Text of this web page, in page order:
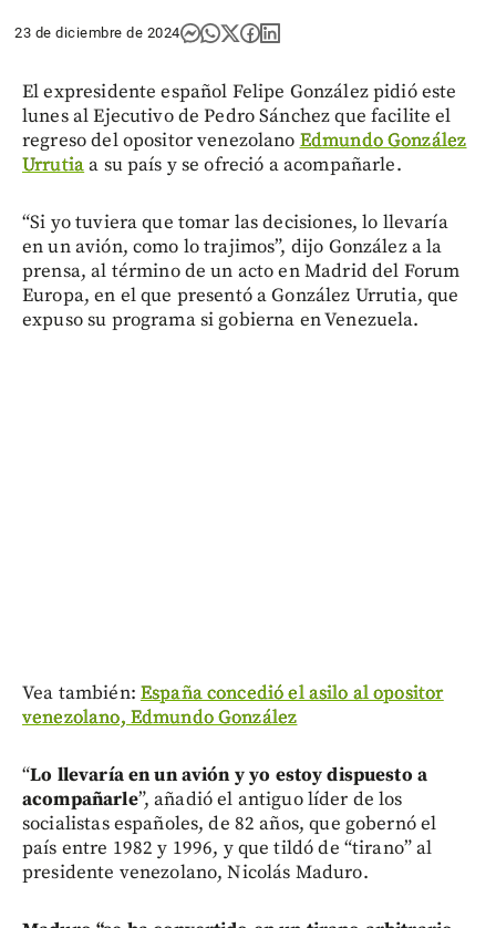
23 de diciembre de 2024
El expresidente español Felipe González pidió este
lunes al Ejecutivo de Pedro Sánchez que facilite el
regreso del opositor venezolano Edmundo González
Urrutiaa su país y se ofreció a acompañarle.
“Si yo tuviera que tomar las decisiones, lo llevaría
en un avión, como lo trajimos”, dijo González a la
prensa, al término de un acto en Madrid del Forum
Europa, en el que presentó a González Urrutia, que
expuso su programa si gobierna en Venezuela.
Vea también: España concedió el asilo al opositor
venezolano, Edmundo González
“Lo llevaría en un avión y yo estoy dispuesto a
acompañarle”, añadió el antiguo líder de los
socialistas españoles, de 82 años, que gobernó el
país entre 1982 y 1996, y que tildó de “tirano” al
presidente venezolano, Nicolás Maduro.